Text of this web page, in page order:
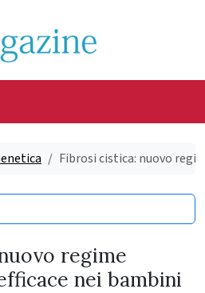
Fibrosi cistica: nuovo
regime
nei bambini